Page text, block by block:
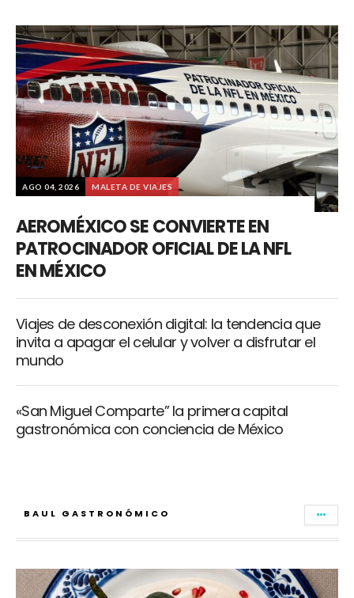
AGO 04, 2026 MALETA DE VIAJES
AEROMÉXICO SE CONVIERTE EN
PATROCINADOR OFICIAL DE LA NFL
EN MÉXICO
Viajes de desconexión digital: la tendencia que
invita a apagar el celular y volver a disfrutar el
mundo
«San Miguel Comparte” la primera capital
gastronómica con conciencia de México
BAUL GASTRONÓMICO